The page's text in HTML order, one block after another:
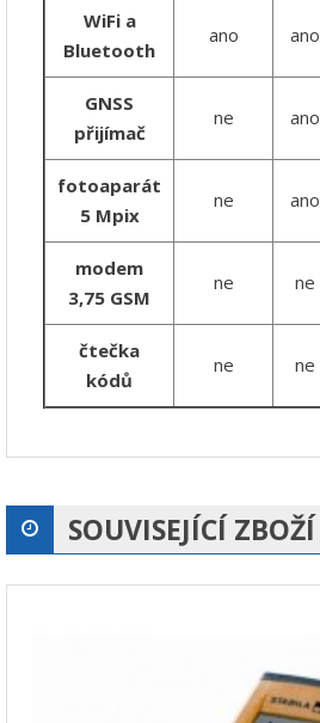
WiFi a
Bluetooth
ano ano
GNSS
přijímač
ne ano
fotoaparát
5 Mpix
ne ano
modem
3,75 GSM
ne ne
čtečka
kódů
ne ne
SOUVISEJÍCÍ ZBOŽÍ